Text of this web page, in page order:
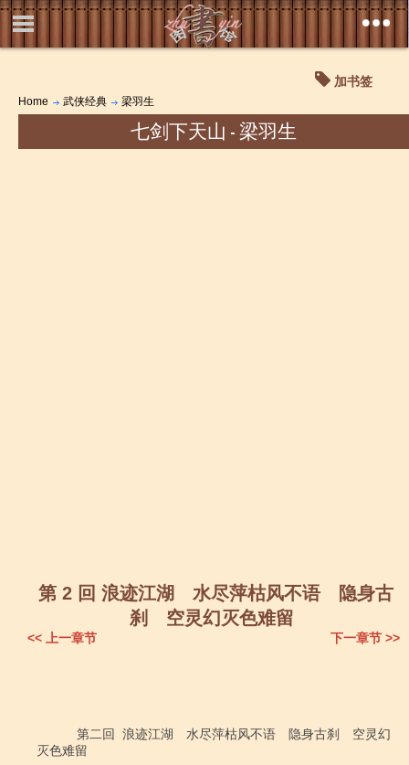
加书签
Home 武侠经典 梁羽生
七剑下天山 - 梁羽生
第 2 回 浪迹江湖 水尽萍枯风不语 隐身古
刹 空灵幻灭色难留
<< 上一章节 下一章节 >>
灭色难留